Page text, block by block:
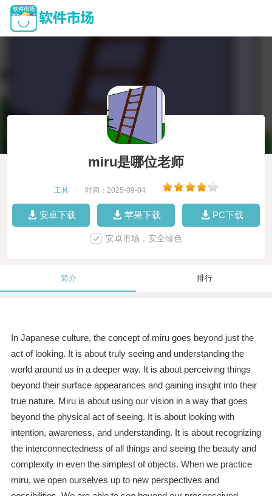
miru是哪位老师
工具 时间：2025-09-04
安卓下载 苹果下载 PC下载
安卓市场，安全绿色
简介 排行
In Japanese culture, the concept of miru goes beyond just the
act of looking. It is about truly seeing and understanding the
world around us in a deeper way. It is about perceiving things
beyond their surface appearances and gaining insight into their
true nature. Miru is about using our vision in a way that goes
beyond the physical act of seeing. It is about looking with
intention, awareness, and understanding. It is about recognizing
the interconnectedness of all things and seeing the beauty and
complexity in even the simplest of objects. When we practice
miru, we open ourselves up to new perspectives and